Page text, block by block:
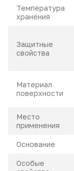
Температура
хранения
Защитные
свойства
Материал
поверхности
Место
применения
Основание
Особые